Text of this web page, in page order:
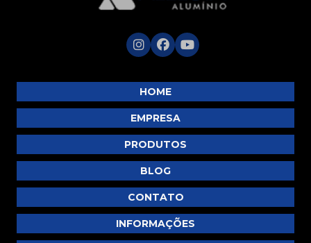
HOME
EMPRESA
PRODUTOS
BLOG
CONTATO
INFORMAÇÕES